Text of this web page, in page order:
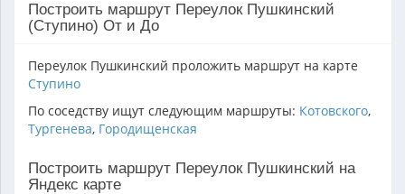
Построить маршрут Переулок Пушкинский
(Ступино) От и До
Переулок Пушкинский проложить маршрут на карте
Ступино
По соседству ищут следующим маршруты: Котовского,
Тургенева, Городищенская
Построить маршрут Переулок Пушкинский на
Яндекс карте